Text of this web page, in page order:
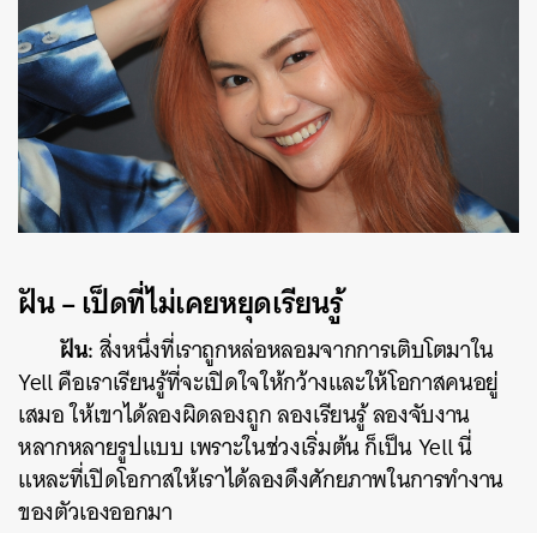
ฝัน– เป็ดที่ไม่เคยหยุดเรียนรู้
ฝัน:สิ่งหนึ่งที่เราถูกหล่อหลอมจากการเติบโตมาใน
Yell คือเราเรียนรู้ที่จะเปิดใจให้กว้างและให้โอกาสคนอยู่
เสมอ ให้เขาได้ลองผิดลองถูก ลองเรียนรู้ ลองจับงาน
หลากหลายรูปแบบ เพราะในช่วงเริ่มต้น ก็เป็น Yell นี่
แหละที่เปิดโอกาสให้เราได้ลองดึงศักยภาพในการทำงาน
ของตัวเองออกมา